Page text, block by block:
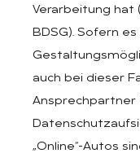
Verarbeitung hat
BDSG). Sofern
auch bei dieser
Ansprechpartner
„Online“-Autos